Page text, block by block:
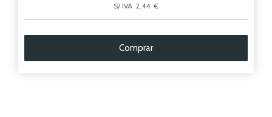
S/ IVA 2.44 €
Comprar